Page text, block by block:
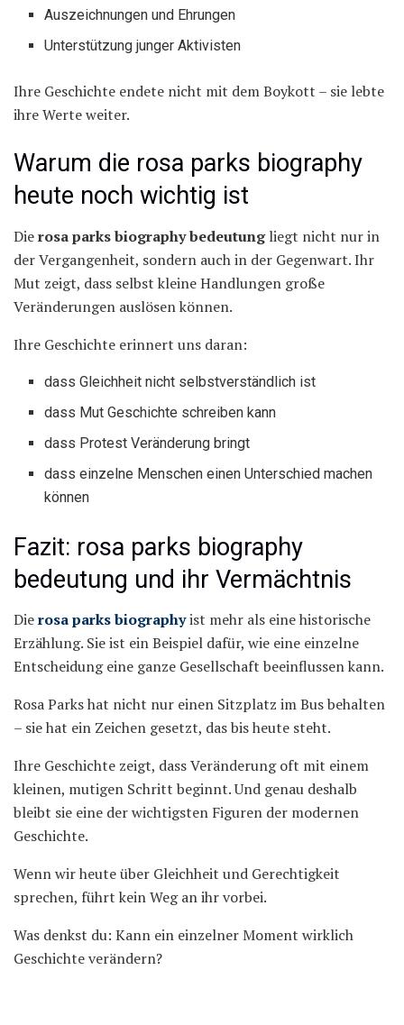
Auszeichnungen und Ehrungen
Unterstützung junger Aktivisten
Ihre Geschichte endete nicht mit dem Boykott – sie lebte
ihre Werte weiter.
Warum die rosa parks biography
heute noch wichtig ist
Dierosa parks biography bedeutungliegt nicht nur in
der Vergangenheit, sondern auch in der Gegenwart. Ihr
Mut zeigt, dass selbst kleine Handlungen große
Veränderungen auslösen können.
Ihre Geschichte erinnert uns daran:
dass Gleichheit nicht selbstverständlich ist
dass Mut Geschichte schreiben kann
dass Protest Veränderung bringt
dass einzelne Menschen einen Unterschied machen
können
Fazit: rosa parks biography
bedeutung und ihr Vermächtnis
Dierosa parks biographyist mehr als eine historische
Erzählung. Sie ist ein Beispiel dafür, wie eine einzelne
Entscheidung eine ganze Gesellschaft beeinflussen kann.
Rosa Parks hat nicht nur einen Sitzplatz im Bus behalten
– sie hat ein Zeichen gesetzt, das bis heute steht.
Ihre Geschichte zeigt, dass Veränderung oft mit einem
kleinen, mutigen Schritt beginnt. Und genau deshalb
bleibt sie eine der wichtigsten Figuren der modernen
Geschichte.
Wenn wir heute über Gleichheit und Gerechtigkeit
sprechen, führt kein Weg an ihr vorbei.
Was denkst du: Kann ein einzelner Moment wirklich
Geschichte verändern?